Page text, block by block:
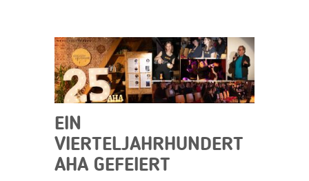
EIN
VIERTELJAHRHUNDERT
AHA GEFEIERT